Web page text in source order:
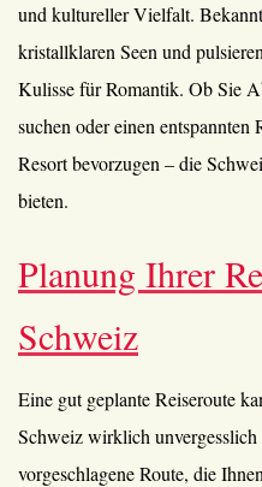
und kultureller Vielfalt.
kristallklaren Seen und
Kulisse für Romantik. Ob Sie
suchen oder einen
Resort bevorzugen – die
bieten.
Planung Ihrer
Schweiz
Eine gut geplante Reiseroute
Schweiz wirklich
vorgeschlagene Route, die